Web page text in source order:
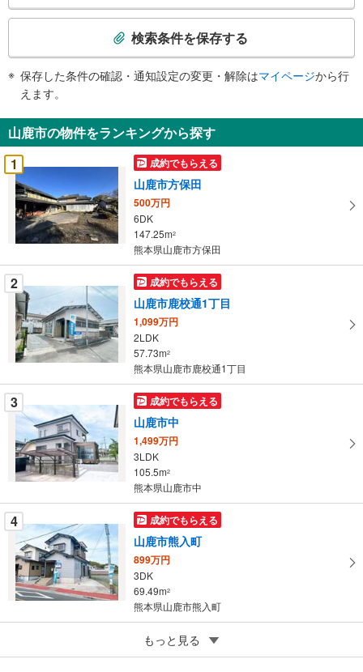
検
知
を
受
け
取
る
・
条
件
を
マ
イ
ペ
ー
に
保
す
る
検索条件を保存する
保存した条件の確認・通知設定の変更・解除はマイページから行
えます。
山鹿市の物件をランキングから探す
1
成約でもらえる
山鹿市方保田
500万円
6DK
147.25m2
熊本県山鹿市方保田
2 成約でもらえる
山鹿市鹿校通1丁目
1,099万円
2LDK
57.73m2
熊本県山鹿市鹿校通1丁目
3 成約でもらえる
山鹿市中
1,499万円
3LDK
105.5m2
熊本県山鹿市中
4 成約でもらえる
山鹿市熊入町
899万円
3DK
69.49m2
熊本県山鹿市熊入町
成約でもらえる
山鹿市中
もっと見る